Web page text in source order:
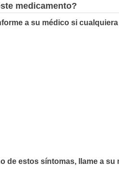
medicamento?
a su médico si
de estos síntomas, llame a su